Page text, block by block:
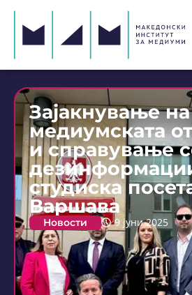
Зајакнување на
медиумската
и справување
студиска
Варшава
Новости 9 јуни 2025